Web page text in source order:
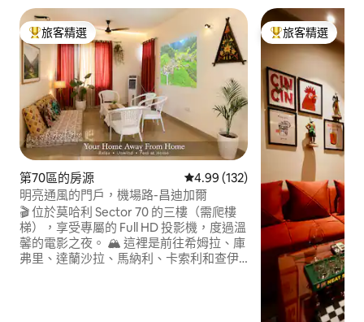
旅客精選榜首
旅客精選
第70區的房源 從 132 則評價中獲得 4.99 的平
4.99 (132)
明亮通風的門戶，機場路-昌迪加爾
🎬 位於莫哈利 Sector 70 的三樓（需爬樓
梯），享受專屬的 Full HD 投影機，度過溫
馨的電影之夜。 🏔️ 這裡是前往希姆拉、庫
弗里、達蘭沙拉、馬納利、卡索利和查伊
旅客精選榜首
旅客精選